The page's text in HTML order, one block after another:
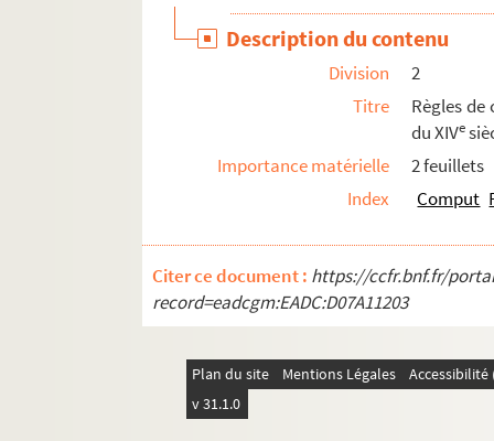
Ms. 347-348. Louis de Sainte-Marie,
Ms. 349. Sermons pour les principales fêtes de
Ms. 350-353. Le P. Jean Augier, minime. —
Ms. 354. Le Père Lacombe, minime. —
Ms. 360. Recueil anonyme de sermons
Ms. 361-362.Recueil de sermons
Ms. 363. Sermons pour tous les jours de
Ms. 364.Collectio canonum Albigensis
Ms. 365. Recueil de canons et de décrétales :
Ms. 366. Gratien. — Décret. — En tête, table et
Description du contenu
Division
2
Titre
Règles
du XIVe
Importance matérielle
2 feuillets
Index
Comput
Citer ce document : https://ccfr.bnf.fr/
record=eadcgm:EADC:D07A11203
Plan du site Mentions Légales
v 31.1.0